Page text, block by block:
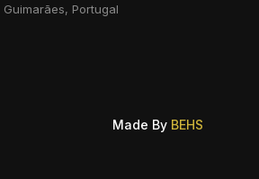
Made By BEHS
Guimarães, Portugal